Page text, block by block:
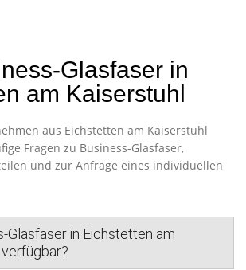
Glasfaser in
am Kaiserstuhl
aus Eichstetten am Kaiserstuhl
Fragen zu Business-Glasfaser,
und zur Anfrage eines individuellen
Glasfaser in Eichstetten am